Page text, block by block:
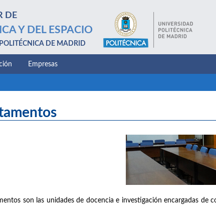
DE
Y DEL ESPACIO
DE MADRID
Empresas
son las unidades de docencia e investigación encargadas de